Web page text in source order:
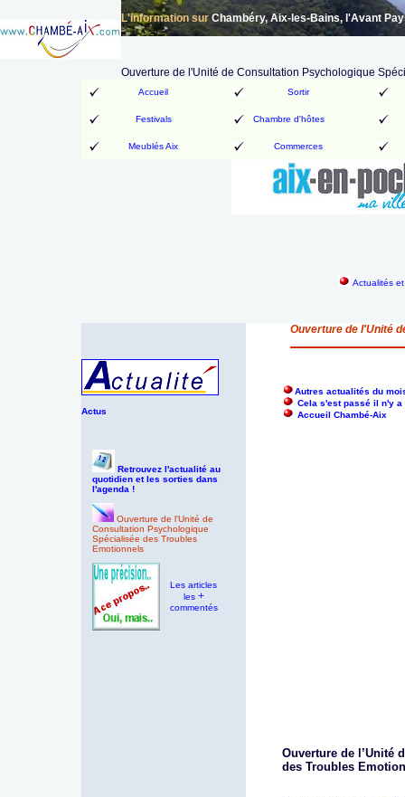
L'information surChambéry, Aix-les-Bains, l'Avant
Ouverture de l'Unité de Consultation Psychologique
Accueil Sortir
Festivals Chambre d'hôtes
Meublés Aix Commerces
Actualités
Ouverture de l'Unité
Actus
Autres actualités du
Cela s'est passé il n'y
Accueil Chambé-Aix
Retrouvez l'actualité au
quotidien et les sorties dans
l'agenda !
Ouverture de l'Unité de
Consultation Psychologique
Spécialisée des Troubles
Emotionnels
Les articles
les +
commentés
Ouverture de l’Unité
des Troubles